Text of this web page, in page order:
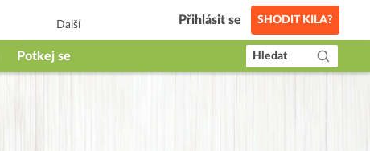
Další Přihlásit se SHODIT KILA?
Potkej se Hledat